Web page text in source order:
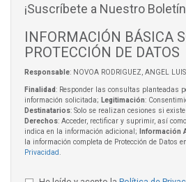
¡Suscríbete a Nuestro
INFORMACIÓN BÁSICA
PROTECCIÓN DE DATOS
Responsable: NOVOA RODRIGUEZ, ANGEL LUIS
Finalidad: Responder las consultas planteadas
información solicitada; Legitimación:
Destinatarios: Solo se realizan cesiones si
Derechos: Acceder, rectificar y suprimir, así
indica en la información adicional;
Información
la información completa de Protección de Datos
Privacidad